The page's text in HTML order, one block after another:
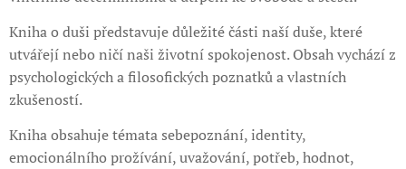
Kniha o duši představuje důležité části naší duše, které
utvářejí nebo ničí naši životní spokojenost. Obsah vychází z
psychologických a filosofických poznatků a vlastních
zkušeností.
Kniha obsahuje témata sebepoznání, identity,
emocionálního prožívání, uvažování, potřeb, hodnot,